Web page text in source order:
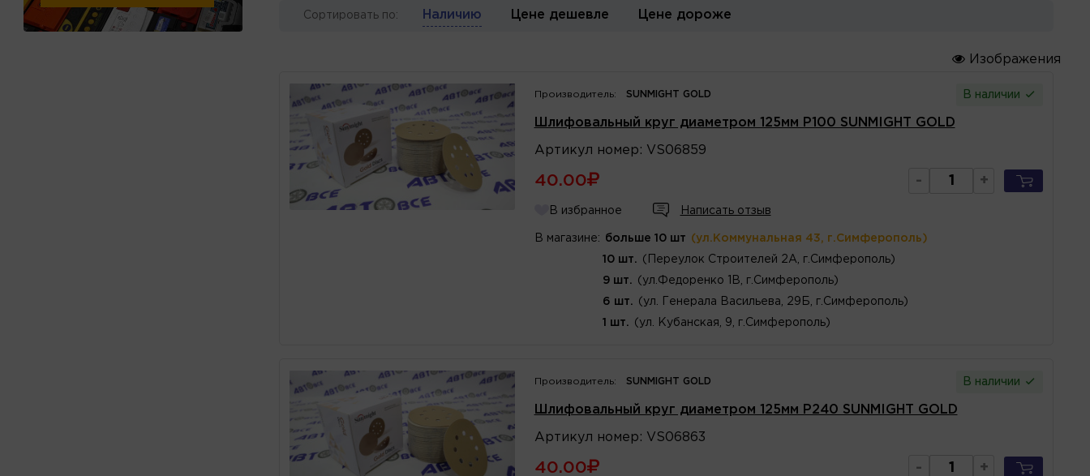
Сортировать по: Наличию Цене дешевле Цене дороже
Изображения
Производитель: SUNMIGHT GOLD В наличии
Шлифовальный круг диаметром 125мм P100 SUNMIGHT GOLD
Артикул номер : VS06859
40.00 - +
В избранное Написать отзыв
В магазине: больше 10 шт (ул.Коммунальная 43, г.Симферополь)
10 шт. (Переулок Строителей 2А, г.Симферополь)
9 шт. (ул.Федоренко 1В, г.Симферополь)
6 шт. (ул. Генерала Васильева, 29Б, г.Симферополь)
1 шт. (ул. Кубанская, 9, г.Симферополь)
Производитель: SUNMIGHT GOLD В наличии
Шлифовальный круг диаметром 125мм P240 SUNMIGHT GOLD
Артикул номер : VS06863
40.00 - +